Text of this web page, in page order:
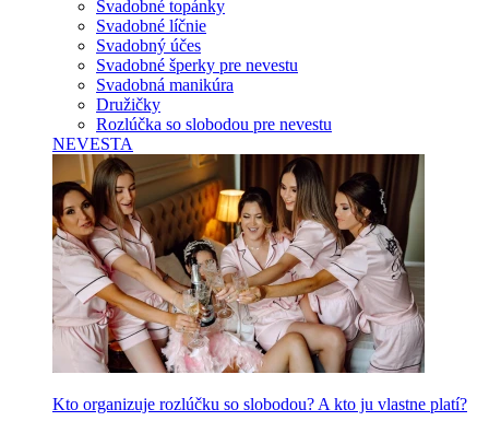
Svadobné topánky
Svadobné líčnie
Svadobný účes
Svadobné šperky pre nevestu
Svadobná manikúra
Družičky
Rozlúčka so slobodou pre nevestu
NEVESTA
Kto organizuje rozlúčku so slobodou? A kto ju vlastne platí?